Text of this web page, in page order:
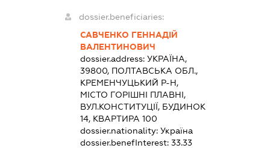
dossier.beneficiaries:
САВЧЕНКО ГЕННАДІЙ
ВАЛЕНТИНОВИЧ
dossier.address:УКРАЇНА,
39800, ПОЛТАВСЬКА ОБЛ.,
КРЕМЕНЧУЦЬКИЙ Р-Н,
МІСТО ГОРІШНІ ПЛАВНІ,
ВУЛ.КОНСТИТУЦІЇ, БУДИНОК
14, КВАРТИРА 100
dossier.nationality:Україна
dossier.benefInterest:33.33